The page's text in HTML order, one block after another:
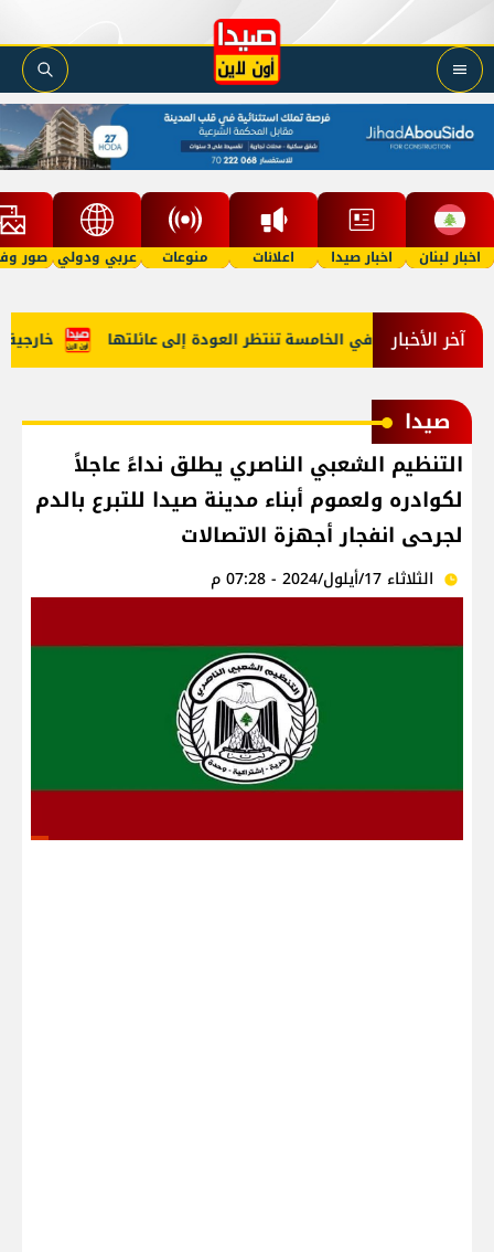
اخبار لبنان اخبار صيدا اعلانات منوعات عربي ودولي صور
آخر الأخبار خارجية طفلة في الخامسة تنتظر العودة إلى عائلتها
صيدا
التنظيم الشعبي الناصري يطلق نداءً عاجلاً
لكوادره ولعموم أبناء مدينة صيدا للتبرع بالدم
لجرحى انفجار أجهزة الاتصالات
الثلاثاء 17/أيلول/2024 - 07:28 م